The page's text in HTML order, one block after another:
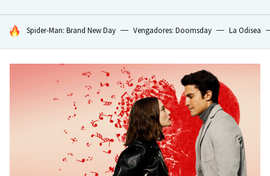
HOY SE HABLA DE
Spider-Man: Brand New Day Vengadores: Doomsday La Odisea